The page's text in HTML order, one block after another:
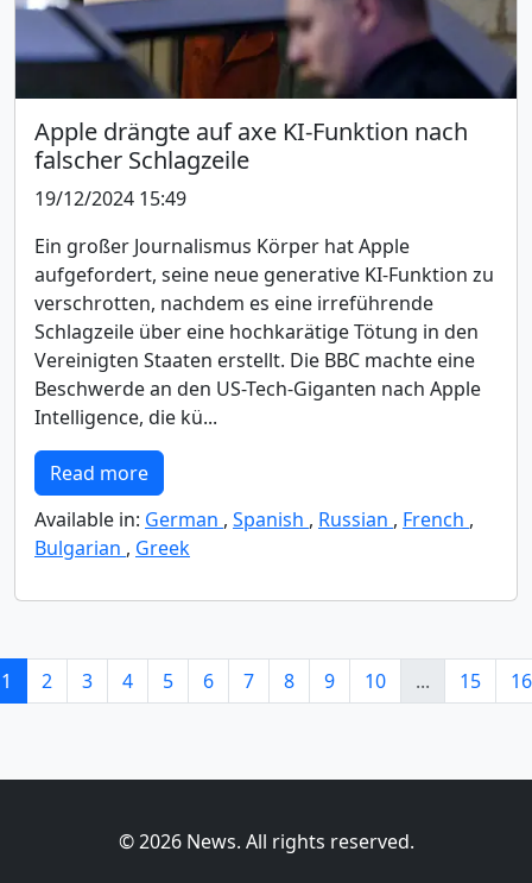
Apple drängte auf axe KI-Funktion nach
falscher Schlagzeile
19/12/2024 15:49
Ein großer Journalismus Körper hat Apple
aufgefordert, seine neue generative KI-Funktion zu
verschrotten, nachdem es eine irreführende
Schlagzeile über eine hochkarätige Tötung in den
Vereinigten Staaten erstellt. Die BBC machte eine
Beschwerde an den US-Tech-Giganten nach Apple
Intelligence, die kü...
Read more
Available in: German , Spanish , Russian , French ,
Bulgarian , Greek
1 2 3 4 5 6 7 8 9 10 ... 15 16
© 2026 News. All rights reserved.